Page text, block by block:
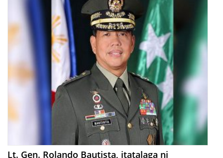
Lt. Gen. Rolando Bautista, itatalaga ni